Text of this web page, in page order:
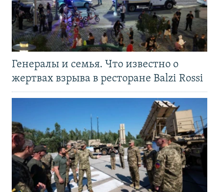
Генералы и семья. Что известно о
жертвах взрыва в ресторане Balzi Rossi